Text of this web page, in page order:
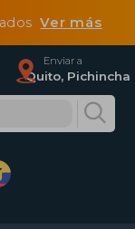
Ver más
Enviar a
Quito, Pichincha